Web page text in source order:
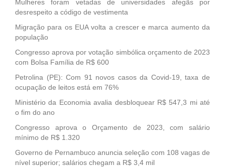
Mulheres foram vetadas de universidades afegãs por
desrespeito a código de vestimenta
Migração para os EUA volta a crescer e marca aumento da
população
Congresso aprova por votação simbólica orçamento de 2023
com Bolsa Família de R$ 600
Petrolina (PE): Com 91 novos casos da Covid-19, taxa de
ocupação de leitos está em 76%
Ministério da Economia avalia desbloquear R$ 547,3 mi até
o fim do ano
Congresso aprova o Orçamento de 2023, com salário
mínimo de R$ 1.320
Governo de Pernambuco anuncia seleção com 108 vagas de
nível superior; salários chegam a R$ 3,4 mil